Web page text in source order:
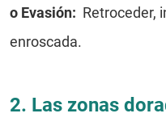
o Evasión: Retroceder,
enroscada.
2. Las zonas